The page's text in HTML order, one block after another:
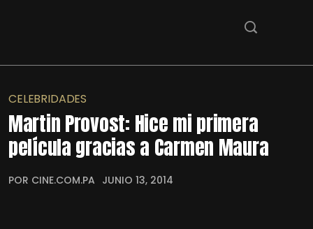
CELEBRIDADES
Martin Provost: Hice mi primera
película gracias a Carmen Maura
POR CINE.COM.PA JUNIO 13, 2014